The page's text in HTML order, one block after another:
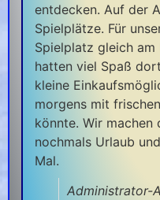
entdecken. Auf der
Spielplätze. Für
Spielplatz gleich am
hatten viel Spaß
kleine
morgens mit
könnte. Wir machen
nochmals Urlaub
Mal.
Administrator-